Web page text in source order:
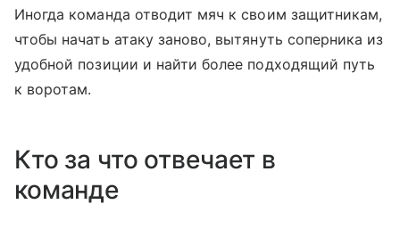
Иногда команда отводит мяч к своим защитникам,
чтобы начать атаку заново, вытянуть соперника из
удобной позиции и найти более подходящий путь
к воротам.
Кто за что отвечает в
команде